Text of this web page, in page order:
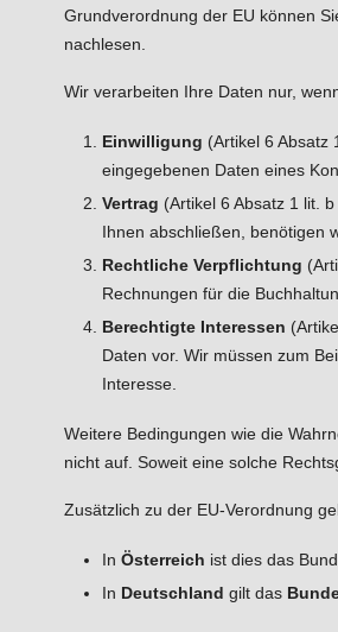
Grundverordnung der EU können
nachlesen.
Wir verarbeiten Ihre Daten nur,
Einwilligung (Artikel 6 Absatz
eingegebenen Daten eines
Vertrag (Artikel 6 Absatz 1 lit.
Ihnen abschließen, benötigen
Rechtliche Verpflichtung
Rechnungen für die
Berechtigte Interessen
Daten vor. Wir müssen zum
Interesse.
Weitere Bedingungen wie die
nicht auf. Soweit eine solche
Zusätzlich zu der EU-Verordnung
In Österreich ist dies das
In Deutschland gilt das